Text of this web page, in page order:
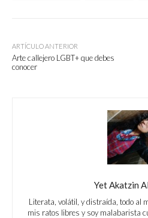
ARTÍCULO ANTERIOR
Arte callejero LGBT+ que debes
conocer
Yet Akatzin
Literata, volátil, y distraída, todo al
mis ratos libres y soy malabarista